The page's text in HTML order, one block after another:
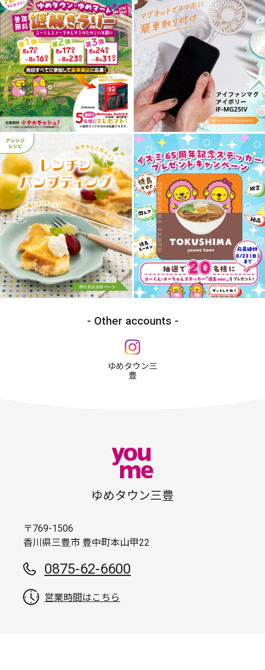
Other accounts
ゆめタウン三
豊
ゆめタウン三豊
〒769-1506
香川県三豊市 豊中町本山甲22
0875-62-6600
営業時間はこちら